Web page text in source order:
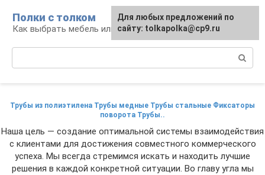
контенту
Полки с толком
Как выбрать мебель или сделать ее самому
Трубы из полиэтилена Трубы медные Трубы стальные Фиксаторы
поворота Трубы..
Наша цель — создание оптимальной системы взаимодействия
с клиентами для достижения совместного коммерческого
успеха. Мы всегда стремимся искать и находить лучшие
решения в каждой конкретной ситуации. Во главу угла мы
Для любых предложений по
сайту: tolkapolka@cp9.ru